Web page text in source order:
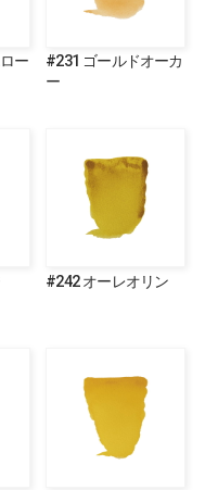
ー
#231 ゴールドオーカ
ー
#242 オーレオリン